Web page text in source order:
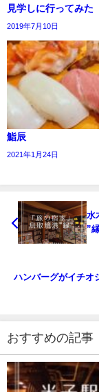
見学しに行ってみた
2019年7月10日
鮨辰
2021年1月24日
水
”
ハンバーグがイチ
おすすめの記事